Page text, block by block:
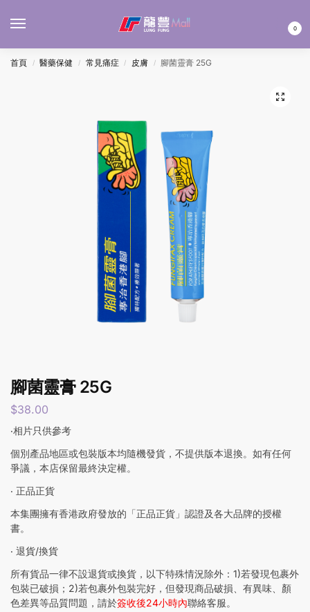
0
首頁 / 醫藥保健 / 常見痛症 / 皮膚 / 腳菌靈膏 25G
腳菌靈膏 25G
$38.00
‧相片只供參考
個別產品地區或包裝版本均隨機發貨，不提供版本退換。如有任何
爭議，本店保留最終決定權。
‧ 正品正貨
本集團擁有香港政府發放的「正品正貨」認證及各大品牌的授權
書。
‧ 退貨/換貨
所有貨品一律不設退貨或換貨，以下特殊情況除外：1)若發現包裹外
包裝已破損；2)若包裹外包裝完好，但發現商品破損、有異味、顏
色差異等品質問題，請於簽收後24小時內聯絡客服。